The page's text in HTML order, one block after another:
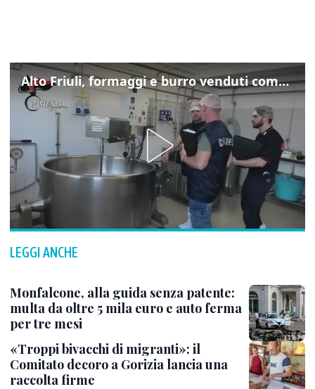
Alto Friuli, formaggi e burro venduti come locali: nei prodotti latte da fuori regione e dall’estero
LEGGI ANCHE
Monfalcone, alla guida senza patente:
multa da oltre 5 mila euro e auto ferma
per tre mesi
«Troppi bivacchi di migranti»: il
Comitato decoro a Gorizia lancia una
raccolta firme